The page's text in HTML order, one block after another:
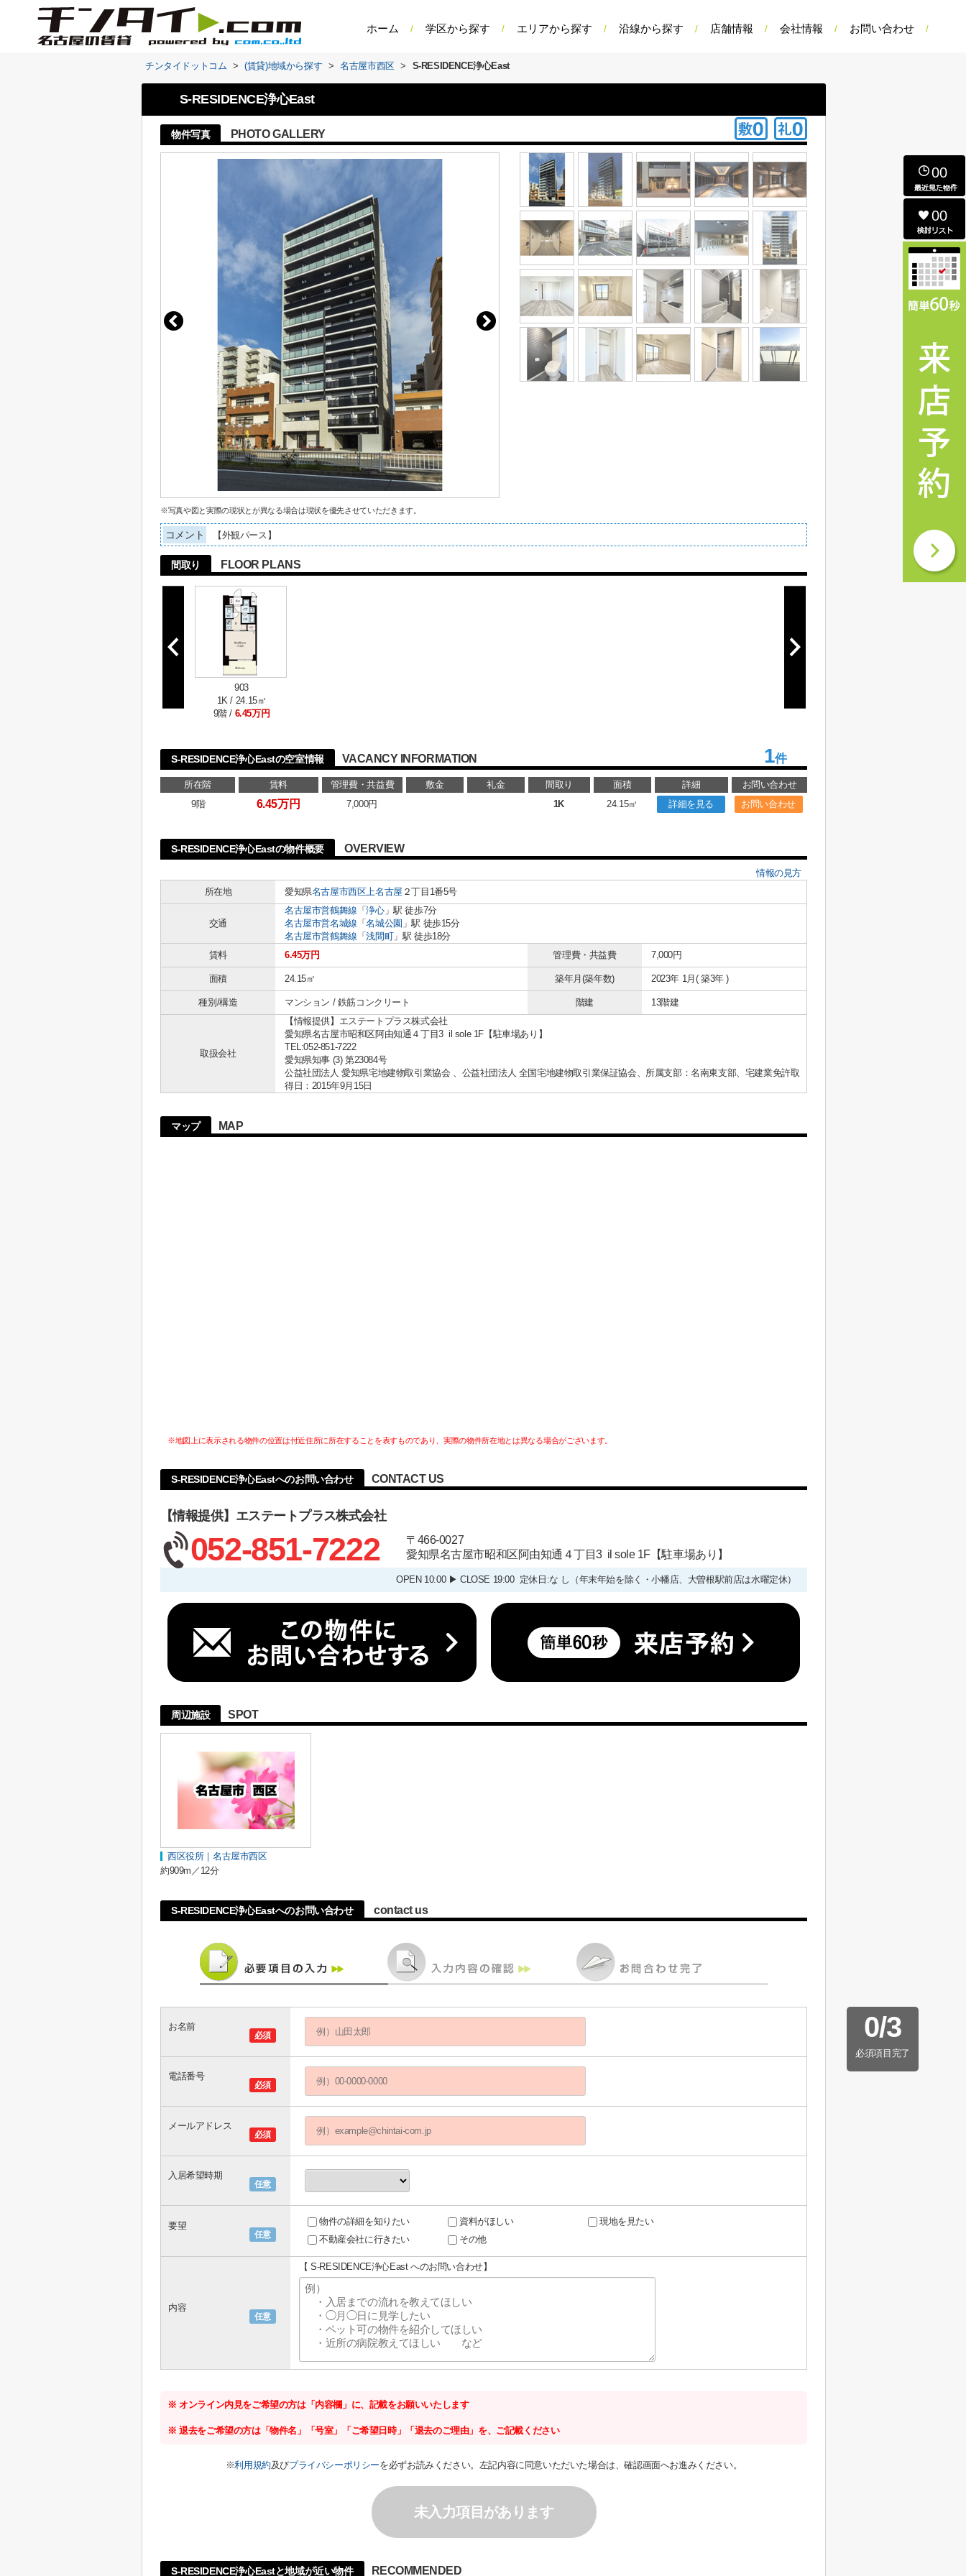
ホーム 学区から探す エリアから探す 沿線から探す 店舗情報 会社情報 お問い合わせ
チンタイドットコム > (賃貸)地域から探す > 名古屋市西区 > S-RESIDENCE浄心East
S-RESIDENCE浄心East
物件写真 PHOTO GALLERY
※写真や図と実際の現状とが異なる場合は現状を優先させていただきます。
コメント 【外観パース】
間取り FLOOR PLANS
903
1K / 24.15㎡
9階 / 6.45万円
S-RESIDENCE浄心Eastの空室情報 VACANCY INFORMATION 1件
所在階 賃料 管理費・共益費 敷金 礼金 間取り 面積 詳細
お問い合わせ
9階
6.45万円 7,000円 1K 24.15㎡ 詳細を見る お問い合わせ
S-RESIDENCE浄心Eastの物件概要 OVERVIEW
情報の見方
所在地
愛知県名古屋市西区上名古屋 ２丁目1番5号
交通
名古屋市営鶴舞線 「浄心」駅 徒歩7分
名古屋市営名城線 「名城公園 」駅 徒歩15分
名古屋市営鶴舞線 「浅間町」駅 徒歩18分
賃料
6.45万円 管理費・共益費 7,000円
面積 24.15㎡ 築年月(築年数) 2023年 1月( 築3年 )
種別/構造 マンション / 鉄筋コンクリート 階建 13階建
取扱会社
【情報提供】エステートプラス株式会社
愛知県名古屋市昭和区阿由知通４丁目3 il sole 1F【駐車場あり】
TEL:052-851-7222
愛知県知事 (3) 第23084号
公益社団法人 愛知県宅地建物取引業協会 、公益社団法人 全国宅地建物取引業保証協会、所属支部：名南東支部、宅建業免許取
得日：2015年9月15日
マップ MAP
※地図上に表示される物件の位置は付近住所に所在することを表すものであり、実際の物件所在地とは異なる場合がございます。
S-RESIDENCE浄心Eastへのお問い合わせ CONTACT US
【情報提供】エステートプラス株式会社
052-851-7222
〒466-0027
愛知県名古屋市昭和区阿由知通４丁目3 il sole 1F【駐車場あり】
OPEN 10:00 ▶ CLOSE 19:00 定休日:な し（年末年始を除く・小幡店、大曽根駅前店は水曜定休）
周辺施設 SPOT
西区役所｜名古屋市西区
約909m／12分
S-RESIDENCE浄心Eastへのお問い合わせ contact us
0/3
必須項目完了
必須
お名前
必須
電話番号
必須
メールアドレス
任意
入居希望時期
任意
要望 物件の詳細を知りたい 資料がほしい
現地を見たい
不動産会社に行きたい
その他
任意
内容
【 S-RESIDENCE浄心East へのお問い合わせ】
※ オンライン内見をご希望の方は「内容欄」に、記載をお願いいたします
※ 退去をご希望の方は「物件名」「号室」「ご希望日時」「退去のご理由」を、ご記載ください
※利用規約及びプライバシーポリシーを必ずお読みください。左記内容に同意いただいた場合は、確認画面へお進みください。
未入力項目があります
S-RESIDENCE浄心Eastと地域が近い物件 RECOMMENDED
00
00